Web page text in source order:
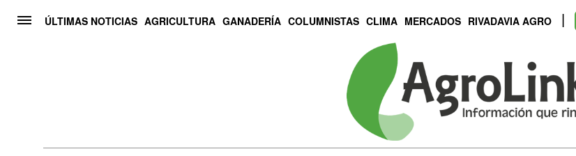
ÚLTIMAS NOTICIAS AGRICULTURA GANADERÍA COLUMNISTAS CLIMA MERCADOS RIVADAVIA AGRO